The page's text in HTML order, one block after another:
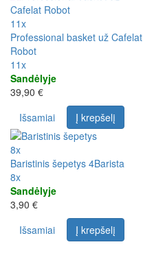
11x
Professional basket už Cafelat
Robot
11x
Sandėlyje
39,90 €
Išsamiai
Į krepšelį
8x
Baristinis šepetys 4Barista
8x
Sandėlyje
3,90 €
Išsamiai
Į krepšelį